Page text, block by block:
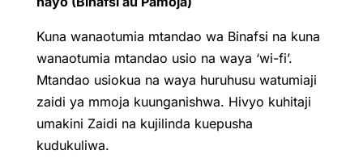
Kuna wanaotumia mtandao wa Binafsi na kuna
wanaotumia mtandao usio na waya ‘wi-fi’.
Mtandao usiokua na waya huruhusu watumiaji
zaidi ya mmoja kuunganishwa. Hivyo kuhitaji
umakini Zaidi na kujilinda kuepusha
kudukuliwa.